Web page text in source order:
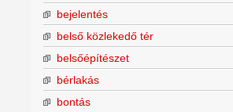
bejelentés
belső közlekedő tér
belsőépítészet
bérlakás
bontás